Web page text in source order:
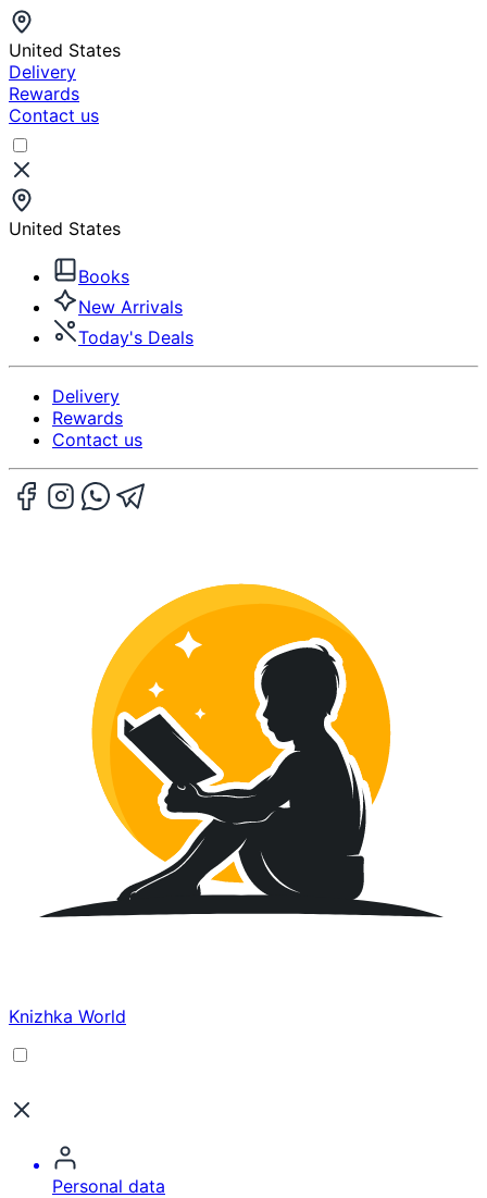
United States
Delivery
Rewards
Contact us
United States
Books
New Arrivals
Today's Deals
Delivery
Rewards
Contact us
Knizhka World
Personal data